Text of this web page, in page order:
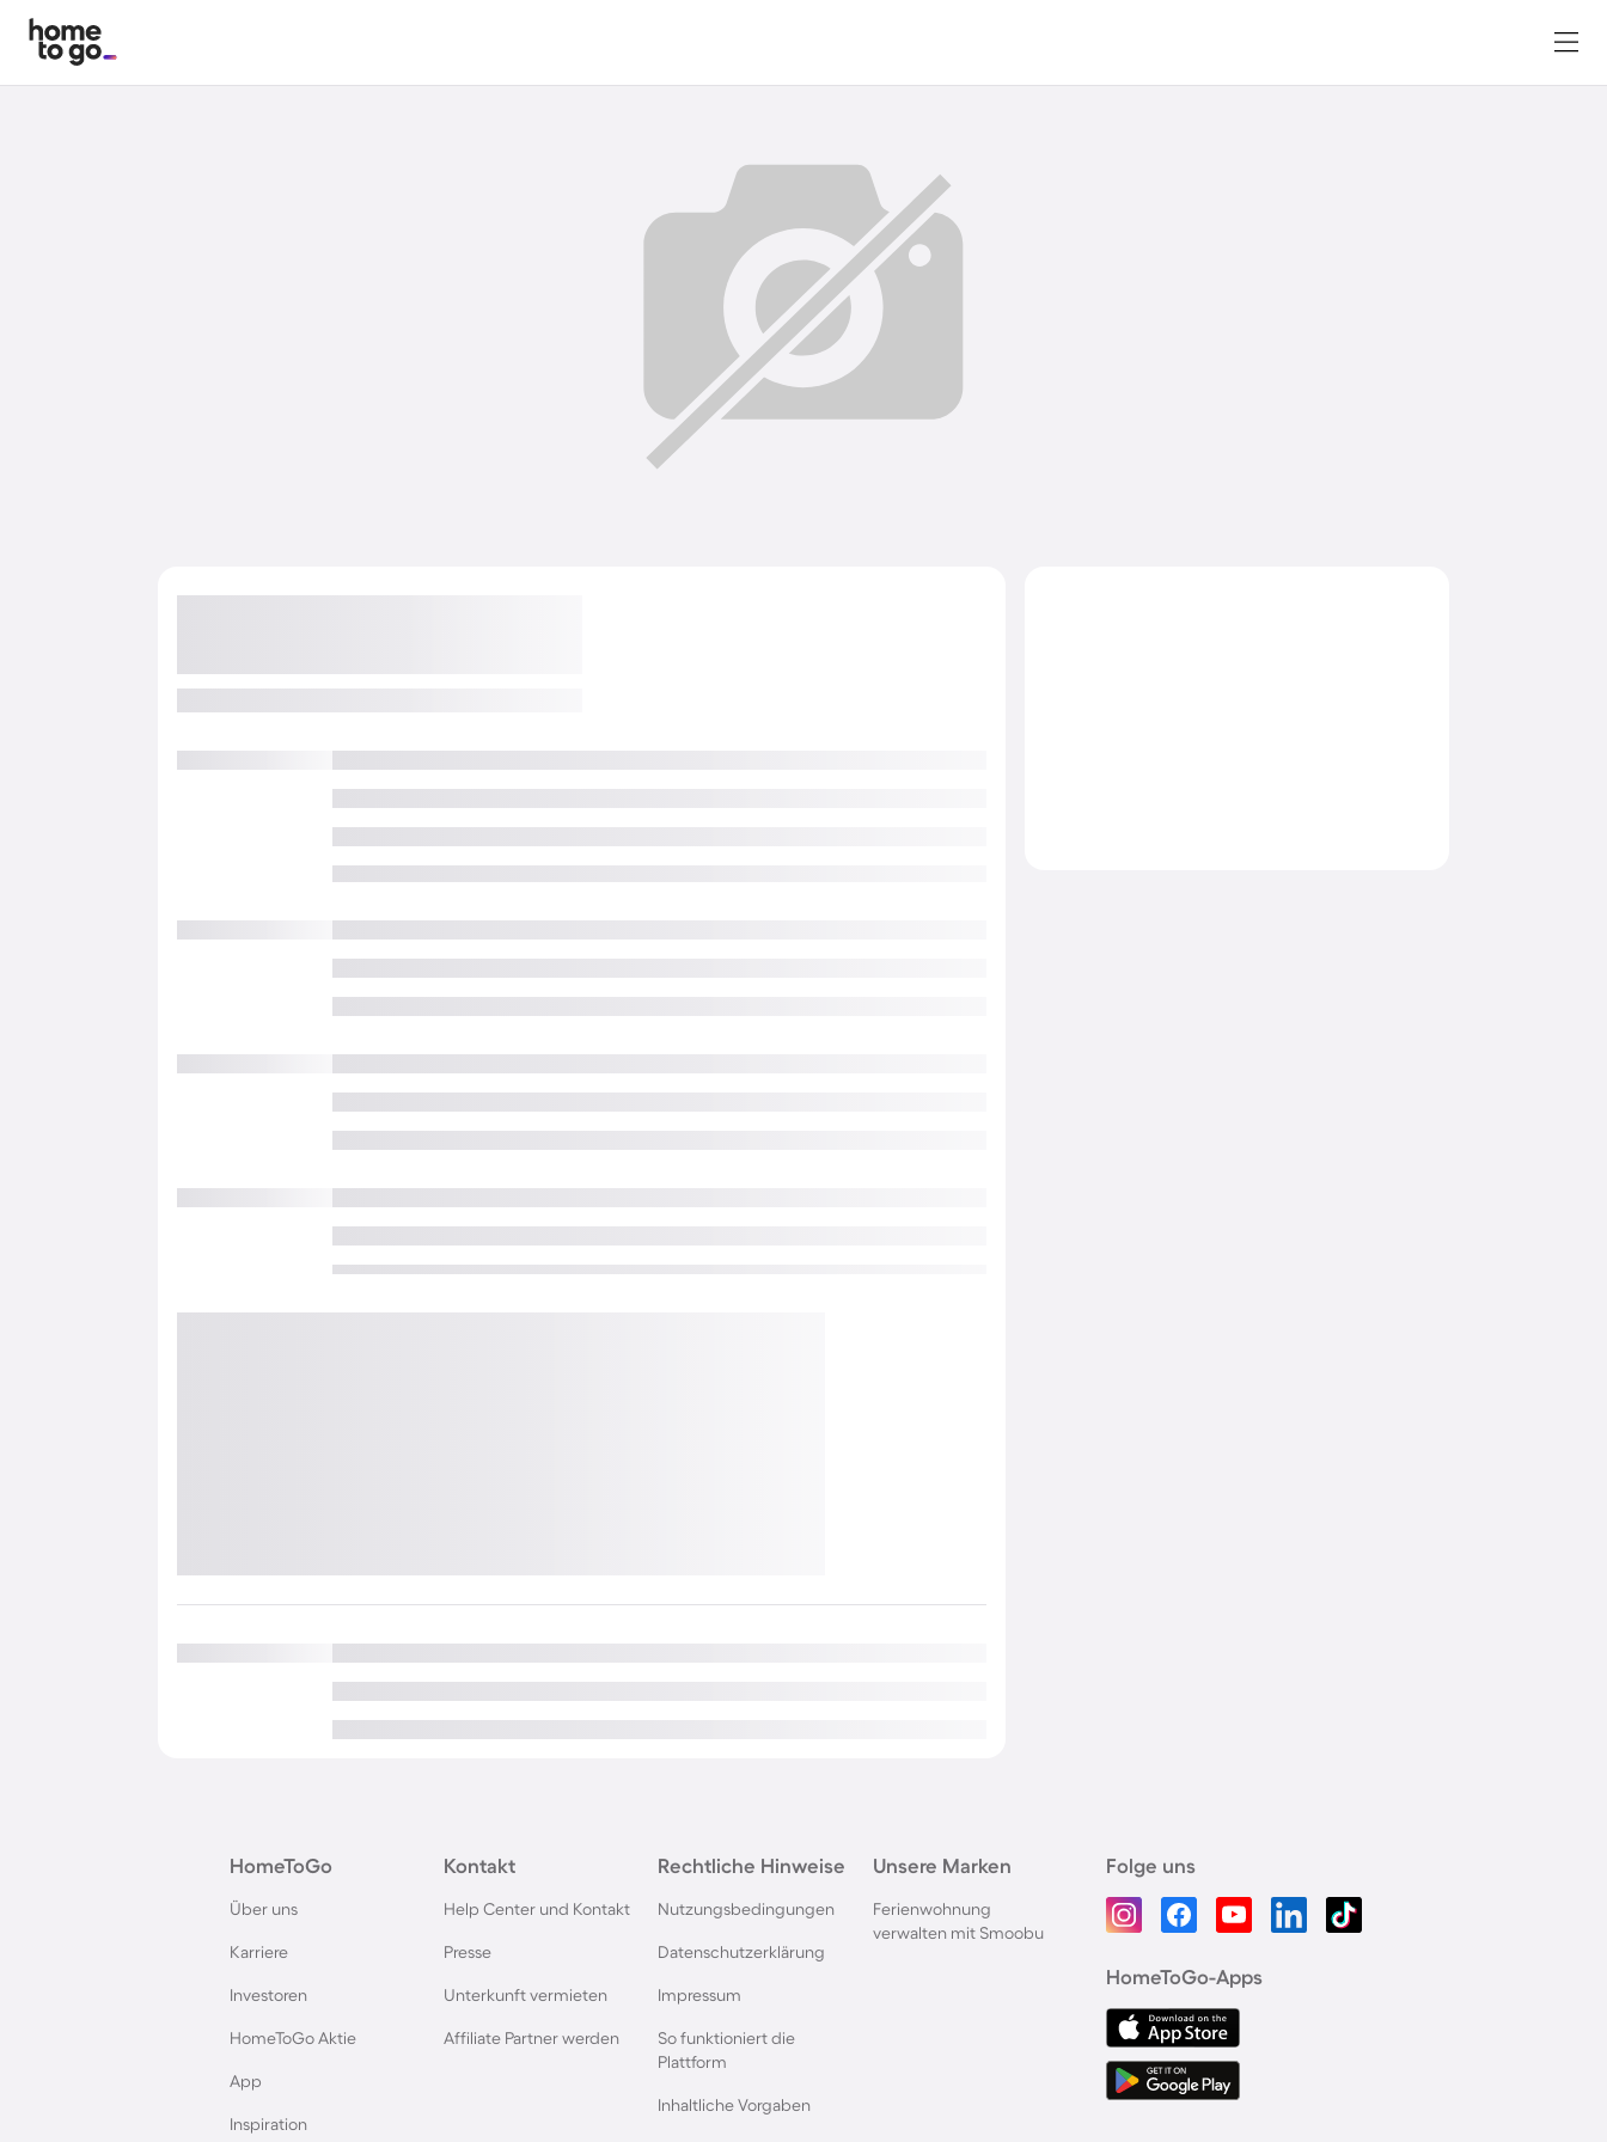
HomeToGo
Über uns
Karriere
Investoren
HomeToGo Aktie
App
Inspiration
Kontakt
Help Center und Kontakt
Presse
Unterkunft vermieten
Affiliate Partner werden
Rechtliche Hinweise
Nutzungsbedingungen
Datenschutzerklärung
Impressum
So funktioniert die
Plattform
Inhaltliche Vorgaben
Unsere Marken
Ferienwohnung
verwalten mit Smoobu
Folge uns
HomeToGo-Apps